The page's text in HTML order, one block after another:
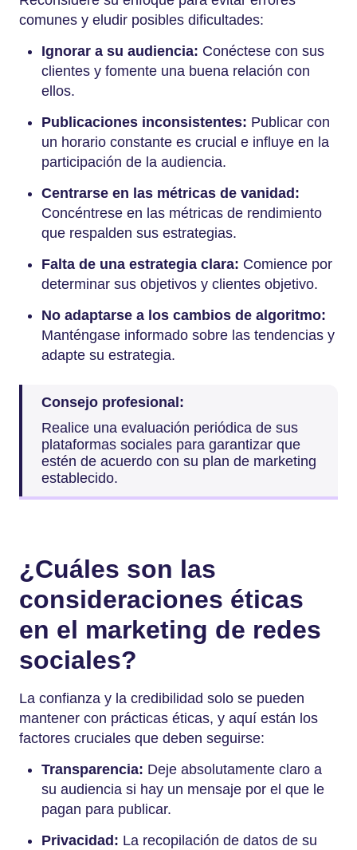
comunes y eludir posibles dificultades:
Ignorar a su audiencia: Conéctese con sus
clientes y fomente una buena relación con
ellos.
Publicaciones inconsistentes: Publicar con
un horario constante es crucial e influye en la
participación de la audiencia.
Centrarse en las métricas de vanidad:
Concéntrese en las métricas de rendimiento
que respalden sus estrategias.
Falta de una estrategia clara: Comience por
determinar sus objetivos y clientes objetivo.
No adaptarse a los cambios de algoritmo:
Manténgase informado sobre las tendencias y
adapte su estrategia.
Consejo profesional:
Realice una evaluación periódica de sus
plataformas sociales para garantizar que
estén de acuerdo con su plan de marketing
establecido.
¿Cuáles son las
consideraciones éticas
en el marketing de redes
sociales?
La confianza y la credibilidad solo se pueden
mantener con prácticas éticas, y aquí están los
factores cruciales que deben seguirse:
Transparencia: Deje absolutamente claro a
su audiencia si hay un mensaje por el que le
pagan para publicar.
Privacidad: La recopilación de datos de su